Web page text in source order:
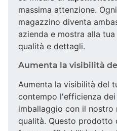
massima attenzione.
magazzino diventa
azienda e mostra alla
qualità e dettagli.
Aumenta la visibilità
Aumenta la visibilità del
contempo l'efficienza
imballaggio con il
qualità. Questo prodotto